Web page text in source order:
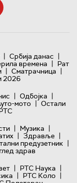
| Србија данас |
времена | Рат
| Сматрачница |
2026
| Одбојка |
мото | Остали
| Музика |
| Здравље |
предузетник |
здрав
| РТС Наука |
| РТС Коло |